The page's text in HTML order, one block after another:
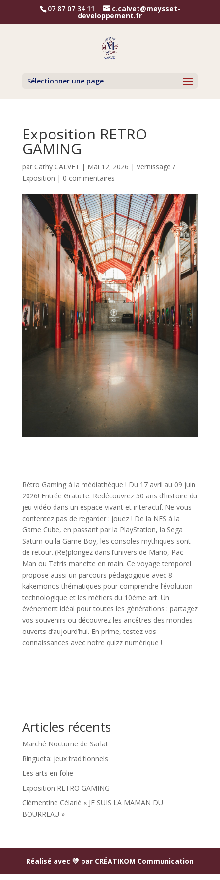
07 87 07 34 11 c.calvet@meysset-
developpement.fr
Sélectionner une page
Exposition RETRO
GAMING
par Cathy CALVET | Mai 12, 2026 | Vernissage /
Exposition | 0 commentaires
Rétro Gaming à la médiathèque ! Du 17 avril au 09 juin
2026! Entrée Gratuite. Redécouvrez 50 ans d’histoire du
jeu vidéo dans un espace vivant et interactif. Ne vous
contentez pas de regarder : jouez ! De la NES à la
Game Cube, en passant par la PlayStation, la Sega
Saturn ou la Game Boy, les consoles mythiques sont
de retour. (Re)plongez dans l’univers de Mario, Pac-
Man ou Tetris manette en main. Ce voyage temporel
propose aussi un parcours pédagogique avec 8
kakemonos thématiques pour comprendre l’évolution
technologique et les métiers du 10ème art. Un
événement idéal pour toutes les générations : partagez
vos souvenirs ou découvrez les ancêtres des mondes
ouverts d’aujourd’hui. En prime, testez vos
connaissances avec notre quizz numérique !
Articles récents
Marché Nocturne de Sarlat
Ringueta: jeux traditionnels
Les arts en folie
Exposition RETRO GAMING
Clémentine Célarié « JE SUIS LA MAMAN DU
BOURREAU »
Réalisé avec 💛 par CRÉATIKOM Communication